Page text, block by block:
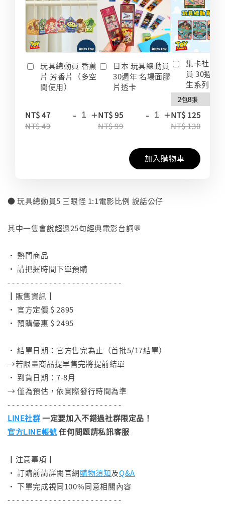
玩具總動員 香薰
片 芳香片（多空
間使用）
NT$ 47
NT$ 49
- +
日本 玩具總動員
30週年 名場面膠
片透卡
NT$ 95
NT$ 99
- +
集卡社 玩
員 30週年
生系列 收
NT$ 125
NT$ 130
加入購物車
● 玩具總動員5 三眼怪 1:1電影比例 說話公仔
其中一隻會說超過25句經典電影台詞💬
• 熱門商品
• 請把握時間下單預購
- - - - - - - - - - - - - - - - - - - - - - - - -
┃販售資訊┃
• 官方定價 $ 2895
• 預購優惠 $ 2495
• 結單日期：官方售完為止（首批5/17結單）
→若限量商品提早售完將提前結單
• 到貨日期：7-8月
→ 僅為預估，依實際發行時間為準
- - - - - - - - - - - - - - - - - - - - - - - - -
LINE社群一定要加入不錯過社群限定品！
官方LINE帳號 任何問題請私訊客服
┃注意事項┃
• 訂購前請詳閱官網購物須知及Q&A
• 下單完成視同100%同意相關內容
- - - - - - - - - - - - - - - - - - - - - - - - -